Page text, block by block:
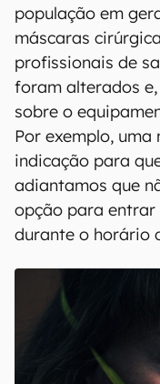
população em
máscaras
profissionais de
foram alterados
sobre o
Por exemplo,
indicação para
adiantamos que
opção para entrar
durante o horário